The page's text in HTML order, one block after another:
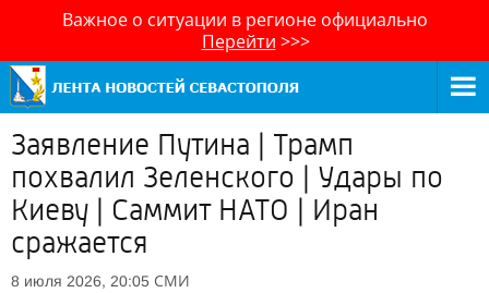
Важное о ситуации в регионе официально
Перейти >>>
Заявление Путина | Трамп
похвалил Зеленского | Удары по
Киеву | Саммит НАТО | Иран
сражается
8 июля 2026, 20:05 СМИ